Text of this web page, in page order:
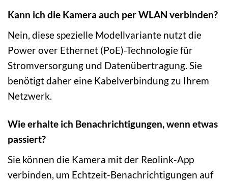
Kann ich die Kamera auch per WLAN verbinden?
Nein, diese spezielle Modellvariante nutzt die
Power over Ethernet (PoE)-Technologie für
Stromversorgung und Datenübertragung. Sie
benötigt daher eine Kabelverbindung zu Ihrem
Netzwerk.
Wie erhalte ich Benachrichtigungen, wenn etwas
passiert?
Sie können die Kamera mit der Reolink-App
verbinden, um Echtzeit-Benachrichtigungen auf